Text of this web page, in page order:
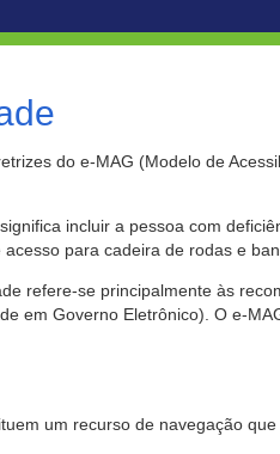
do e-MAG (Modelo de
incluir a pessoa com
para cadeira de rodas e
refere-se principalmente às
em Governo Eletrônico). O e-
um recurso de navegação